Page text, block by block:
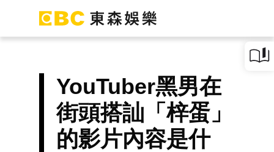
YouTuber黑男在
街頭搭訕「梓蛋」
的影片內容是什